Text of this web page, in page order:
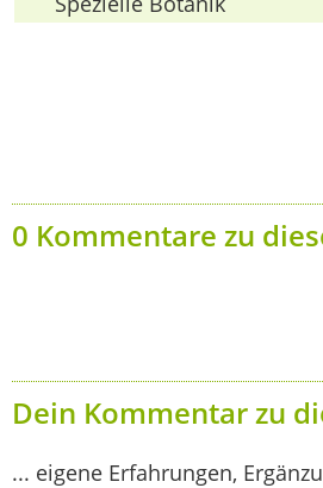
0 Kommentare zu
Dein Kommentar zu
... eigene Erfahrungen,